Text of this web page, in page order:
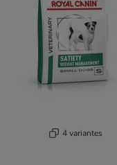
4 variantes